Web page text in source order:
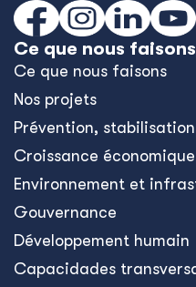
Ce que nous faisons
Ce que nous faisons
Nos projets
Prévention,
Croissance
Environnement et
Gouvernance
Développement humain
Capacidades